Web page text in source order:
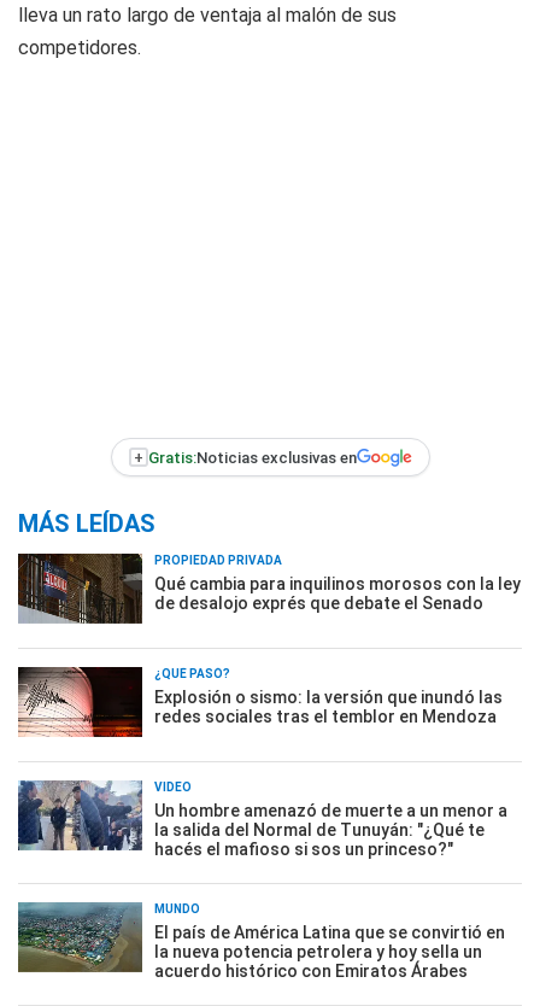
lleva un rato largo de ventaja al malón de sus
competidores.
+ Gratis:Noticias exclusivas en
MÁS LEÍDAS
PROPIEDAD PRIVADA
Qué cambia para inquilinos morosos con la ley
de desalojo exprés que debate el Senado
¿QUÉ PASÓ?
Explosión o sismo: la versión que inundó las
redes sociales tras el temblor en Mendoza
VIDEO
Un hombre amenazó de muerte a un menor a
la salida del Normal de Tunuyán: "¿Qué te
hacés el mafioso si sos un princeso?"
MUNDO
El país de América Latina que se convirtió en
la nueva potencia petrolera y hoy sella un
acuerdo histórico con Emiratos Árabes